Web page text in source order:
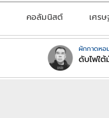
คอลัมนิสต์ เศร
ผักกาดหอ
ดับไฟใต้